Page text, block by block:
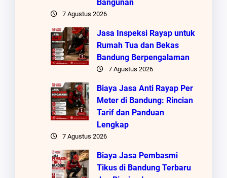
Bangunan
7 Agustus 2026
Jasa Inspeksi Rayap untuk
Rumah Tua dan Bekas
Bandung Berpengalaman
7 Agustus 2026
Biaya Jasa Anti Rayap Per
Meter di Bandung: Rincian
Tarif dan Panduan
Lengkap
7 Agustus 2026
Biaya Jasa Pembasmi
Tikus di Bandung Terbaru